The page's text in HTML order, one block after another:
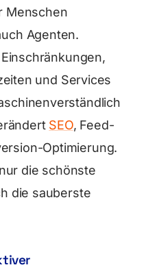
Menschen
Agenten.
und Services
SEO, Feed-
Optimierung.
die schönste
die sauberste